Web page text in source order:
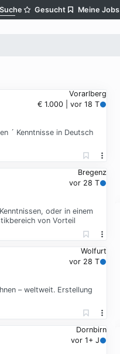
Suche Gesucht Meine Jobs
Vorarlberg
€ 1.000 | vor 18 T
´ Kenntnisse in Deutsch
Bregenz
vor 28 T
oder in einem
von Vorteil
Wolfurt
vor 28 T
– weltweit. Erstellung
Dornbirn
vor 1+ J